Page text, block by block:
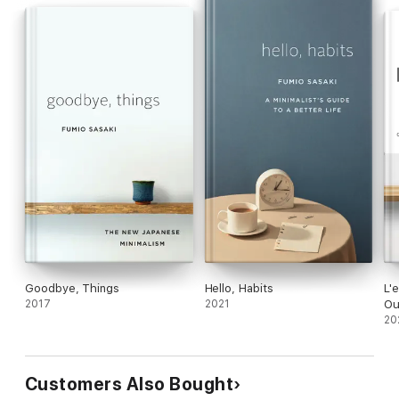
Goodbye, Things
2017
Hello, Habits
2021
Customers Also Bought